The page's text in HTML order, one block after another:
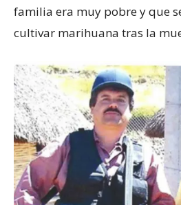
familia era muy pobre y que
cultivar marihuana tras la